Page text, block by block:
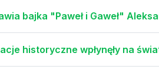
bajka "Paweł i Gaweł"
historyczne wpłynęły na